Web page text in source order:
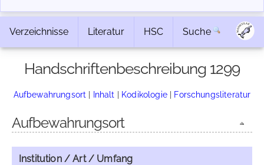
Verzeichnisse Literatur HSC Suche
Handschriftenbeschreibung 1299
Aufbewahrungsort | Inhalt | Kodikologie| Forschungsliteratur
Aufbewahrungsort
Institution / Art / Umfang